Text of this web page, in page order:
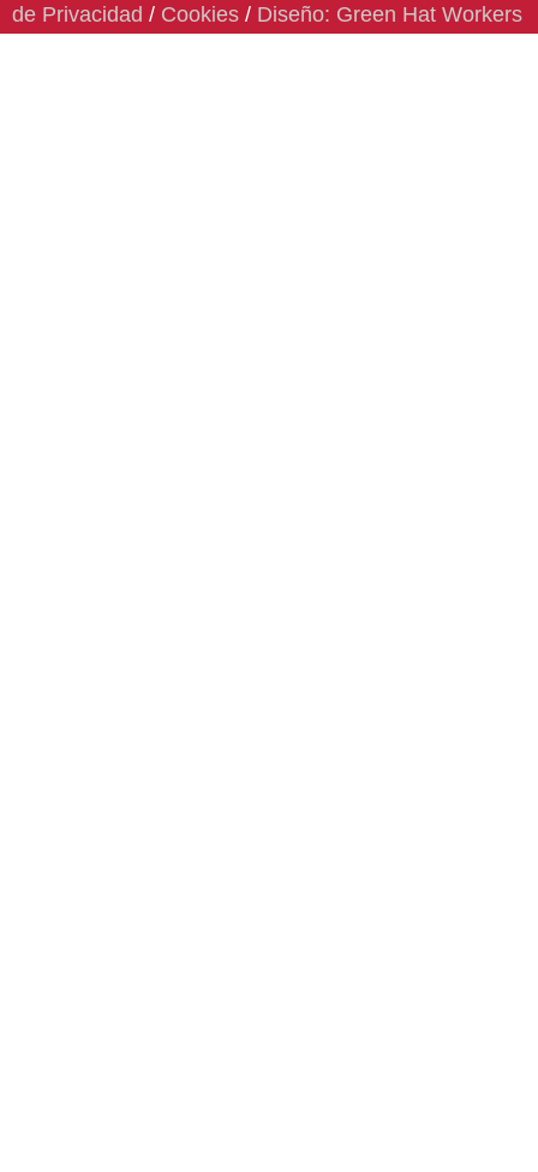
de Privacidad / Cookies / Diseño: Green Hat Workers